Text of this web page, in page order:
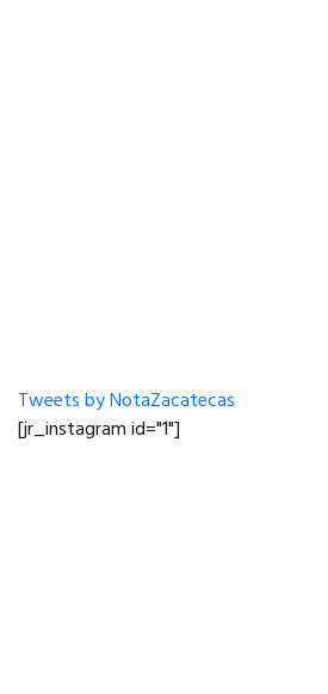
Tweets by NotaZacatecas
[jr_instagram id="1"]